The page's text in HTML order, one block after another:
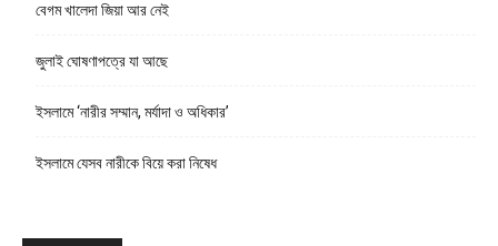
বেগম খালেদা জিয়া আর নেই
জুলাই ঘোষণাপত্রে যা আছে
ইসলামে ‘নারীর সম্মান, মর্যাদা ও অধিকার’
ইসলামে যেসব নারীকে বিয়ে করা নিষেধ